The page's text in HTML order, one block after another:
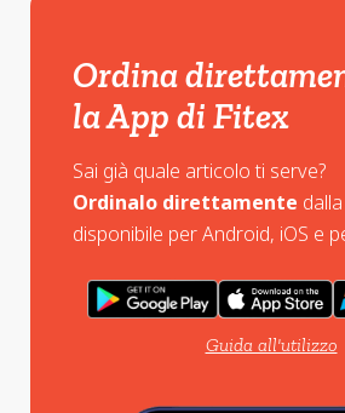
Ordina
la App di Fitex
Sai già quale articolo ti serve?
Ordinalo direttamente
disponibile per Android, iOS e
Guida all'utilizzo